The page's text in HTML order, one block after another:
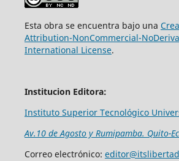
Esta obra se encuentra bajo una
Attribution-NonCommercial-
International License.
Institucion Editora:
Instituto Superior Tecnológico
Av.10 de Agosto y Rumipamba. Quito-
Correo electrónico: